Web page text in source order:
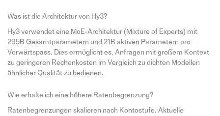
Was ist die Architektur von Hy3?
Hy3 verwendet eine MoE-Architektur (Mixture of Experts) mit
295B Gesamtparametern und 21B aktiven Parametern pro
Vorwärtspass. Dies ermöglicht es, Anfragen mit großem Kontext
zu geringeren Rechenkosten im Vergleich zu dichten Modellen
ähnlicher Qualität zu bedienen.
Wie erhalte ich eine höhere Ratenbegrenzung?
Ratenbegrenzungen skalieren nach Kontostufe. Aktuelle